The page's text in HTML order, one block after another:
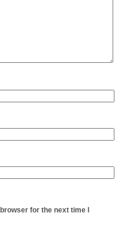
for the next time I